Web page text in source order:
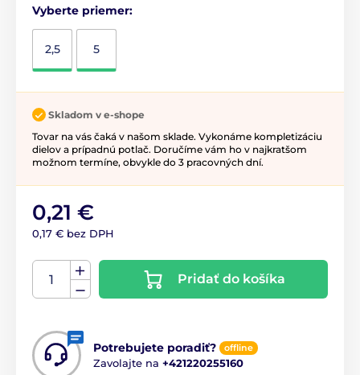
Vyberte priemer:
2,5 5
Skladom v e-shope
Tovar na vás čaká v našom sklade. Vykonáme kompletizáciu
dielov a prípadnú potlač. Doručíme vám ho v najkratšom
možnom termíne, obvykle do 3 pracovných dní.
0,21 €
0,17 € bez DPH
Pridať do košíka
Potrebujete poradiť? offline
Zavolajte na +421220255160